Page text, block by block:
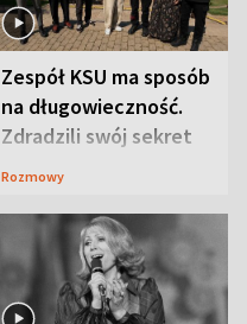
Zespół KSU ma sposób
na długowieczność.
Zdradzili swój sekret
Rozmowy